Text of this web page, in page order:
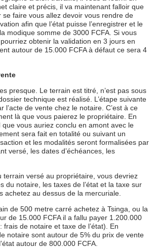
claire et précis, il va maintenant falloir que
se faire vous allez devoir vous rendre de
afin que l’état puisse l’enregistrer et le
modique somme de 3000 FCFA. Si vous
obtenir la validation en 3 jours en
autour de 15.000 FCFA à défaut ce sera 4
presque. Le terrain est titré, n’est pas sous
technique est réalisé. L’étape suivante
l’acte de vente chez le notaire. C’est à ce
là que vous paierez le propriétaire. En
que vous auriez conclu en amont avec le
sera fait en totalité ou suivant un
et les modalités seront formalisées par
versé, les dates d’échéances, les
terrain versé au propriétaire, vous devriez
du notaire, les taxes de l’état et la taxe sur
achetez au dessus de la mercuriale.
de 500 metre carré achetez à Tsinga, ou la
de 15.000 FCFA il a fallu payer 1.200.000
frais de notaire et taxe de l’état). En
notaire sont autour de 5% du prix de vente
autour de 800.000 FCFA.